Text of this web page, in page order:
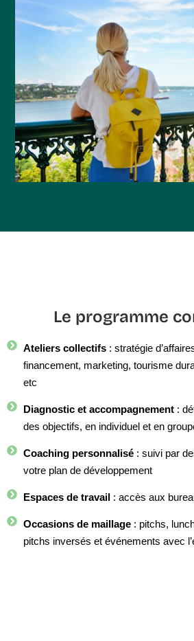
Le programme
Ateliers collectifs: stratégie
financement, marketing, tourisme
etc
Diagnostic et accompagnement:
des objectifs, en individuel et en
Coaching personnalisé: suivi par
votre plan de développement
Espaces de travail : accès aux
Occasions de maillage: pitchs,
pitchs inversés et événements avec